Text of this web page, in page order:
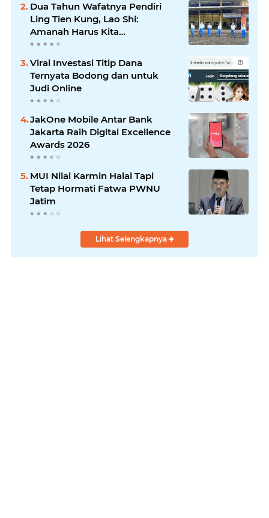
Dua Tahun Wafatnya Pendiri
Ling Tien Kung, Lao Shi:
Amanah Harus Kita
Laksanakan!
Viral Investasi Titip Dana
Ternyata Bodong dan untuk
Judi Online
JakOne Mobile Antar Bank
Jakarta Raih Digital Excellence
Awards 2026
MUI Nilai Karmin Halal Tapi
Tetap Hormati Fatwa PWNU
Jatim
Lihat Selengkapnya